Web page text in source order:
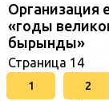
Организация
«годы
бырынды»
Страница 14
1 2